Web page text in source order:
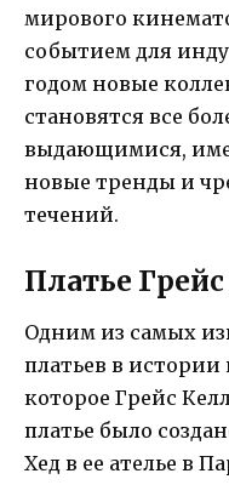
мирового
событием для
годом новые
становятся все
выдающимися,
новые тренды и
течений.
Платье
Одним из самых
платьев в
которое Грейс
платье было
Хед в ее ателье в